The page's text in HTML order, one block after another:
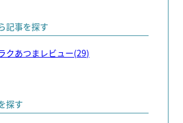
記事を探す
クあつまレビュー(29)
探す